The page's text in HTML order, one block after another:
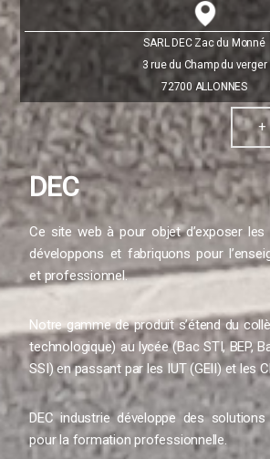
SARL DEC Zac du Monné
3 rue du Champ du verger
72700 ALLONNES
+
DEC
Ce site web à pour objet d’exposer
développons et fabriquons pour
et professionnel.
Notre gamme de produit s’étend du
technologique) au lycée (Bac STI, BEP,
SSI) en passant par les IUT (GEII) et les
DEC industrie développe des
pour la formation professionnelle.